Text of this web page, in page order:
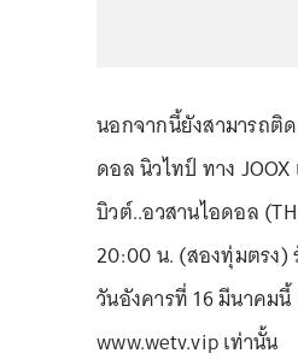
นอกจากนี้ยังสามารถติ
ดอล นิวไทป์ ทาง
บิวต์..อวสานไอดอล
20:00 น. (สองทุ่มตรง)
วันอังคารที่ 16 มีนาคม
www.wetv.vip เท่านั้น